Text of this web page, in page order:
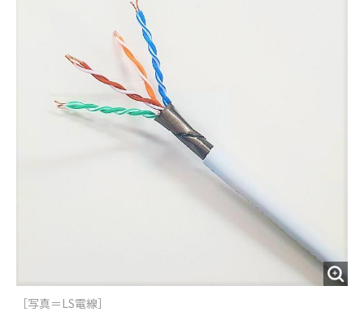
［写真＝LS電線］